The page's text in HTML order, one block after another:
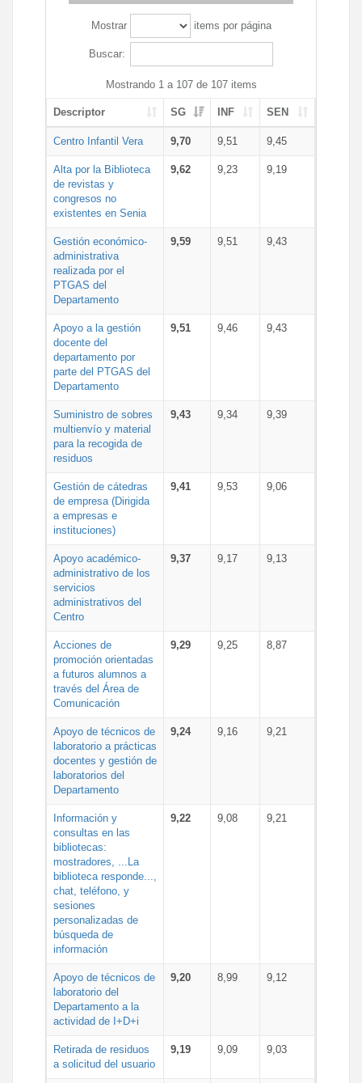
Mostrar items por página
Buscar:
Mostrando 1 a 107 de 107 items
Descriptor SG INF SEN
Centro Infantil Vera 9,70 9,51 9,45
Alta por la Biblioteca
de revistas y
congresos no
existentes en Senia
9,62 9,23 9,19
Gestión económico-
administrativa
realizada por el
PTGAS del
Departamento
9,59 9,51 9,43
Apoyo a la gestión
docente del
departamento por
parte del PTGAS del
Departamento
9,51 9,46 9,43
Suministro de sobres
multienvío y material
para la recogida de
residuos
9,43 9,34 9,39
Gestión de cátedras
de empresa (Dirigida
a empresas e
instituciones)
9,41 9,53 9,06
Apoyo académico-
administrativo de los
servicios
administrativos del
Centro
9,37 9,17 9,13
Acciones de
promoción orientadas
a futuros alumnos a
través del Área de
Comunicación
9,29 9,25 8,87
Apoyo de técnicos de
laboratorio a prácticas
docentes y gestión de
laboratorios del
Departamento
9,24 9,16 9,21
Información y
consultas en las
bibliotecas:
mostradores, ...La
biblioteca responde...,
chat, teléfono, y
sesiones
personalizadas de
búsqueda de
información
9,22 9,08 9,21
Apoyo de técnicos de
laboratorio del
Departamento a la
actividad de I+D+i
9,20 8,99 9,12
Retirada de residuos
a solicitud del usuario
9,19 9,09 9,03